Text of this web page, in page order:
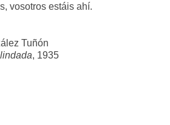
vosotros estáis ahí.
Tuñón
, 1935